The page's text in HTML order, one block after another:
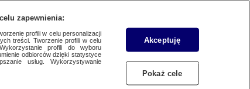
zapewnienia:
profili w celu personalizacji
treści. Tworzenie profili w celu
profili do wyboru
odbiorców dzięki statystyce
usług. Wykorzystywanie
Akceptuję
Pokaż cele